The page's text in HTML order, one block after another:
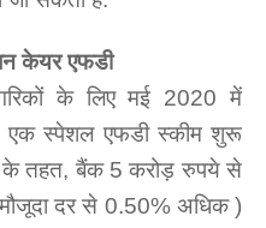
केयर एफडी
के लिए मई 2020 में
एक स्‍पेशल एफडी स्‍कीम शुरू
के तहत, बैंक 5 करोड़ रुपये से
दर से 0.50% अधिक )